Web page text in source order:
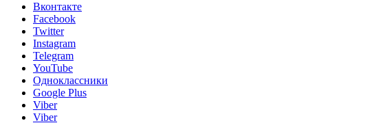
Вконтакте
Facebook
Twitter
Instagram
Telegram
YouTube
Одноклассники
Google Plus
Viber
Viber